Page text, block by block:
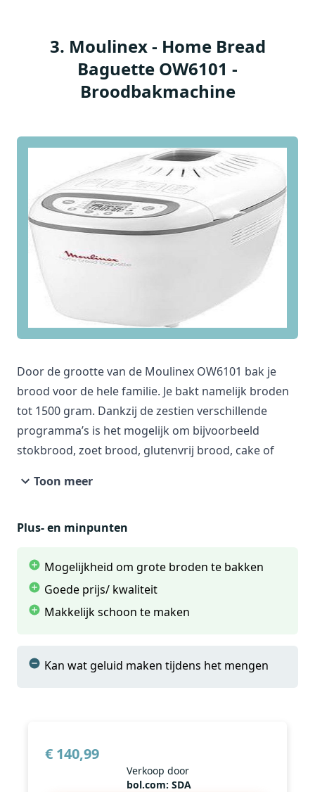
3. Moulinex - Home Bread
Baguette OW6101 -
Broodbakmachine
Door de grootte van de Moulinex OW6101 bak je
brood voor de hele familie. Je bakt namelijk broden
tot 1500 gram. Dankzij de zestien verschillende
programma’s is het mogelijk om bijvoorbeeld
stokbrood, zoet brood, glutenvrij brood, cake of
mogelijkheid om ‘s ochtends wakker te worden met
Toon meer
Plus- en minpunten
Mogelijkheid om grote broden te bakken
Goede prijs/ kwaliteit
Makkelijk schoon te maken
Kan wat geluid maken tijdens het mengen
€ 140,99
Verkoop door
bol.com: SDA